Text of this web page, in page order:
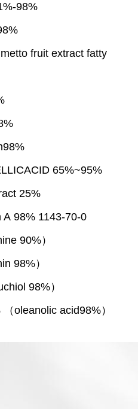
98%
fruit extract fatty
65%~95%
25%
98% 1143-70-0
90%）
98%）
98%）
oleanolic acid98%）